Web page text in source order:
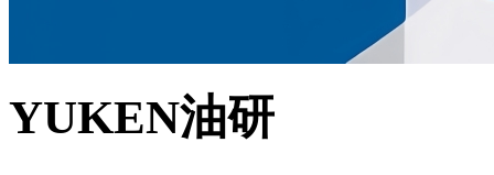
YUKEN油研